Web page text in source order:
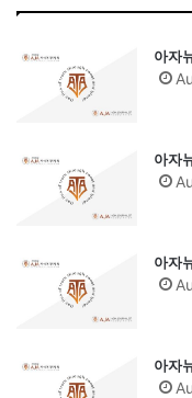
아자
아자
아자
아자